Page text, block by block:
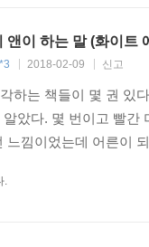
다. 인생의 마지막에
을 수 있다면」중에서
하는 말』은 기억 속,
고, 미소와 찡함을
작스러운 죽음, 과도
내 보여주며 이제는
선택과 마지막이 될
앤이 하는 말 (화이트
2018-02-09 신고
하는 책들이 몇 권 있
았다. 몇 번이고 빨
느낌이었는데 어른이
.